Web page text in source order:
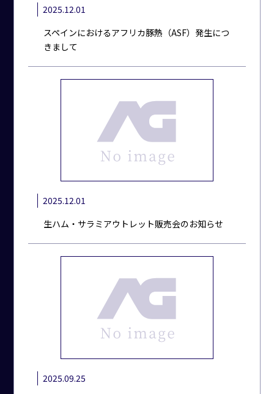
2025.12.01
スペインにおけるアフリカ豚熱（ASF）発生につ
きまして
2025.12.01
生ハム・サラミアウトレット販売会のお知らせ
2025.09.25